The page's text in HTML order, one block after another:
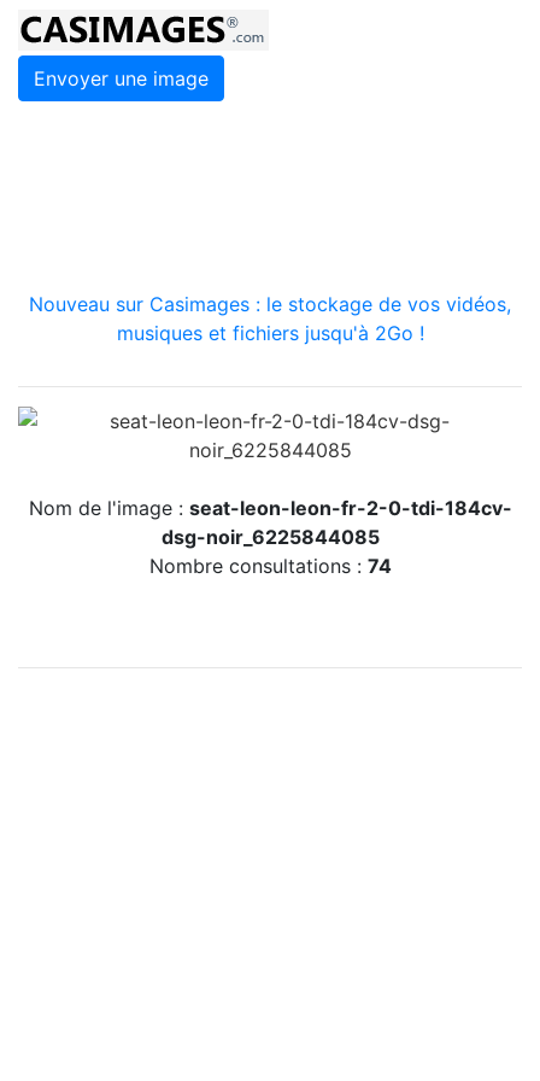
Envoyer une image
Nouveau sur Casimages : le stockage de vos vidéos,
musiques et fichiers jusqu'à 2Go !
Nom de l'image : seat-leon-leon-fr-2-0-tdi-184cv-
dsg-noir_6225844085
Nombre consultations : 74